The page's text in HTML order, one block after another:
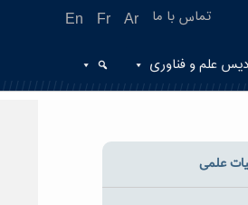
En Fr Ar تماس با ما
علم و فناوری
علمی